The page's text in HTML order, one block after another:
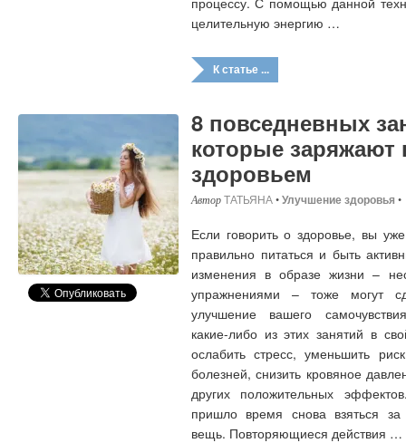
целительную энергию …
К статье ...
8 повседневных
которые заряжают
здоровьем
ТАТЬЯНА•Улучшение здоровья •
Если говорить о здоровье, вы
правильно питаться и быть
изменения в образе жизни –
упражнениями – тоже могут
улучшение вашего
какие-либо из этих занятий в
ослабить стресс, уменьшить
болезней, снизить кровяное
других положительных
пришло время снова взяться
вещь. Повторяющиеся действия …